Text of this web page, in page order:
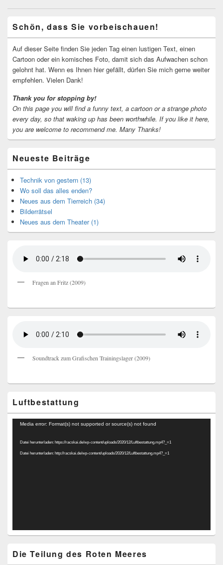
Seitenleisten-
Widgetbereich
Schön, dass Sie vorbeischauen!
Auf dieser Seite finden Sie jeden Tag einen lustigen Text, einen
Cartoon oder ein komisches Foto, damit sich das Aufwachen schon
gelohnt hat. Wenn es Ihnen hier gefällt, dürfen Sie mich gerne weiter
empfehlen. Vielen Dank!
Thank you for stopping by!
On this page you will find a funny text, a cartoon or a strange photo
every day, so that waking up has been worthwhile. If you like it here,
you are welcome to recommend me. Many Thanks!
Neueste Beiträge
Technik von gestern (13)
Wo soll das alles enden?
Neues aus dem Tierreich (34)
Bilderrätsel
Neues aus dem Theater (1)
Fragen an Fritz (2009)
Soundtrack zum Grafischen Trainingslager (2009)
Luftbestattung
Video-
Media error: Format(s) not supported or source(s) not found
Datei herunterladen: https://racskai.de/wp-content/uploads/2020/12/Luftbestattung.mp4?_=1
Datei herunterladen: http://racskai.de/wp-content/uploads/2020/12/Luftbestattung.mp4?_=1
Die Teilung des Roten Meeres